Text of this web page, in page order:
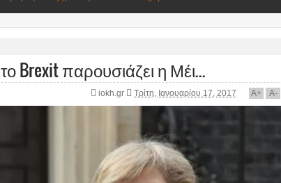
Brexit παρουσιάζει η Μέι...
iokh.gr Τρίτη, Ιανουαρίου 17, 2017 A+ A-